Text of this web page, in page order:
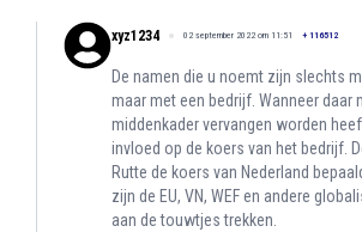
xyz1234 02 september 2022 om 11:51 + 116512
De namen die u noemt zijn slechts
maar met een bedrijf. Wanneer daar
middenkader vervangen worden
invloed op de koers van het bedrijf.
Rutte de koers van Nederland
zijn de EU, VN, WEF en andere
aan de touwtjes trekken.